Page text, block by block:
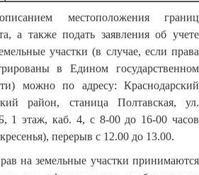
местоположения границ
а также подать заявления об учете
участки (в случае, если права
в Едином государственном
можно по адресу: Краснодарский
район, станица Полтавская, ул.
1 этаж, каб. 4, с 8-00 до 16-00 часов
перерыв с 12.00 до 13.00.
на земельные участки принимаются